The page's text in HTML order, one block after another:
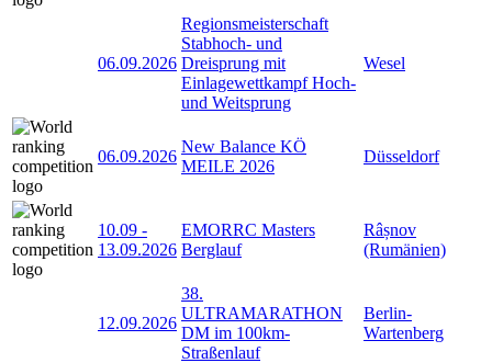
06.09.2026
Regionsmeisterschaft
Stabhoch- und
Dreisprung mit
Einlagewettkampf Hoch-
und Weitsprung
Wesel
06.09.2026
New Balance KÖ
MEILE 2026
Düsseldorf
10.09 -
13.09.2026
EMORRC Masters
Berglauf
Râșnov
(Rumänien)
12.09.2026
38.
ULTRAMARATHON
DM im 100km-
Straßenlauf
Berlin-
Wartenberg